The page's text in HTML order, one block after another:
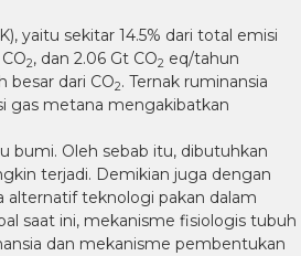
yaitu sekitar 14.5% dari total emisi
2, dan 2.06 Gt CO2 eq/tahun
besar dari CO2. Ternak ruminansia
gas metana mengakibatkan
bumi. Oleh sebab itu, dibutuhkan
terjadi. Demikian juga dengan
teknologi pakan dalam
saat ini, mekanisme fisiologis tubuh
dan mekanisme pembentukan